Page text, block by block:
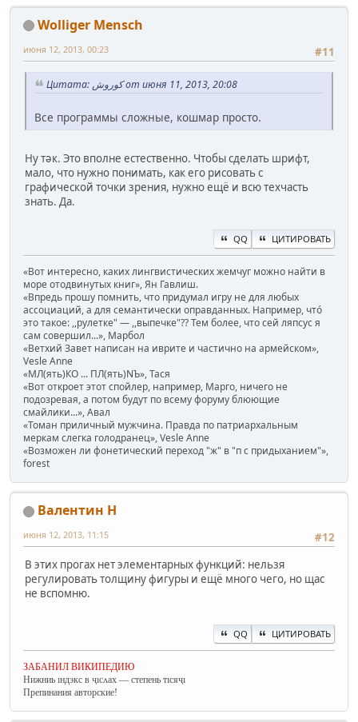
Wolliger Mensch
#11
июня 12, 2013, 00:23
Цитата: کوروش от июня 11, 2013, 20:08
Все программы сложные, кошмар просто.
Ну тәк. Это вполне естественно. Чтобы сделать шрифт,
мало, что нужно понимать, как его рисовать с
графической точки зрения, нужно ещё и всю техчасть
знать. Да.
QQ ЦИТИРОВАТЬ
«Вот интересно, каких лингвистических жемчуг можно найти в
море отодвинутых книг», Ян Гавлиш.
«Впредь прошу помнить, что придумал игру не для любых
ассоциаций, а для семантически оправданных. Например, чтó
это такое: ,,рулетке" — ,,выпечке"?? Тем более, что сей ляпсус я
сам совершил...», Марбол
«Ветхий Завет написан на иврите и частично на армейском»,
Vesle Anne
«МЛ(ять)КО ... ПЛ(ять)NЪ», Тася
«Вот откроет этот спойлер, например, Марго, ничего не
подозревая, а потом будут по всему форуму блюющие
смайлики...», Авал
«Томан приличный мужчина. Правда по патриархальным
меркам слегка голодранец», Vesle Anne
«Возможен ли фонетический переход "ж" в "п с придыханием"»,
forest
Валентин Н
#12
июня 12, 2013, 11:15
В этих прогах нет элементарных функций: нельзя
регулировать толщину фигуры и ещё много чего, но щас
не вспомню.
QQ ЦИТИРОВАТЬ
ЗАБАНИЛ ВИКИПЕДИЮ
Нижниь ıндэкс в ҷıсʌах — степень тıсяҷı
Препинания авторские!